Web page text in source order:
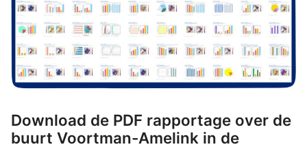
Download de PDF rapportage over de
buurt Voortman-Amelink in de